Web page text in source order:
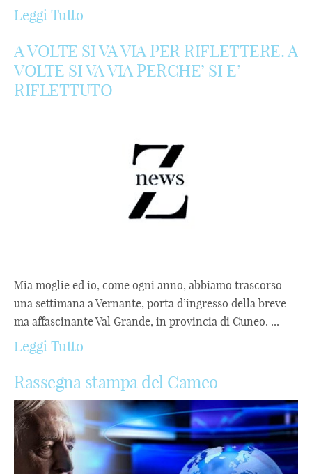
Leggi Tutto
A VOLTE SI VA VIA PER RIFLETTERE. A
VOLTE SI VA VIA PERCHE’ SI E’
RIFLETTUTO
Mia moglie ed io, come ogni anno, abbiamo trascorso
una settimana a Vernante, porta d’ingresso della breve
ma affascinante Val Grande, in provincia di Cuneo. ...
Leggi Tutto
Rassegna stampa del Cameo